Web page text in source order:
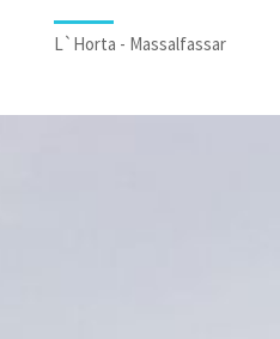
L`Horta - Massalfassar